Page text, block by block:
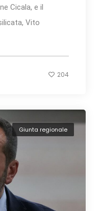
Cicala, e il
Vito
204
Giunta regionale